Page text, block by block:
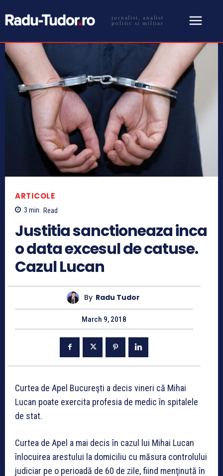
jurnalist, analist
politic si militar
ARTICOLE
3 min. Read
Justitia sanctioneaza inca
o data excesul de catuse.
Cazul Lucan
By Radu Tudor
March 9, 2018
Curtea de Apel Bucureşti a decis vineri că Mihai
Lucan poate exercita profesia de medic în spitalele
de stat.
Curtea de Apel a mai decis în cazul lui Mihai Lucan
înlocuirea arestului la domiciliu cu măsura controlului
judiciar pe o perioadă de 60 de zile, fiind menţinută în